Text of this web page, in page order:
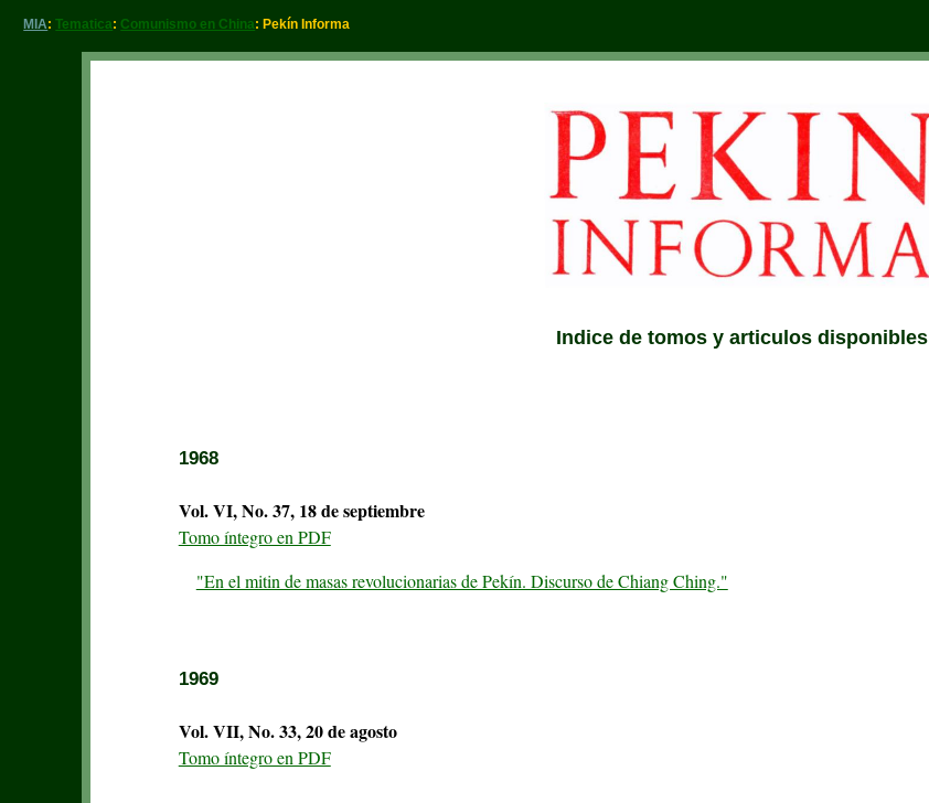
MIA:Tematica:Comunismo en China: Pekín Informa
Indice de tomos y articulos disponibles
1968
Vol. VI, No. 37, 18 de septiembre
Tomo íntegro en PDF
"En el mitin de masas revolucionarias de Pekín. Discurso de Chiang Ching."
1969
Vol. VII, No. 33, 20 de agosto
Tomo íntegro en PDF